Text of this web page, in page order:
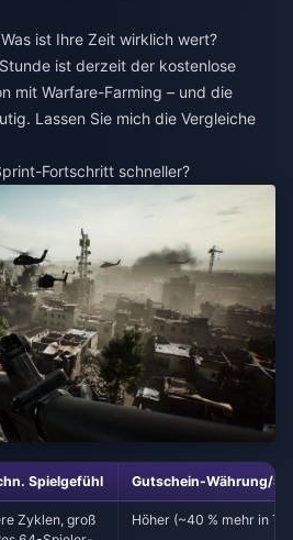
ist Ihre Zeit wirklich wert?
ist derzeit der kostenlose
mit Warfare-Farming – und die
Lassen Sie mich die Vergleiche
Fortschritt schneller?
Spielgefühl Gutschein-Währung/
Zyklen, groß
Höher (~40 % mehr in